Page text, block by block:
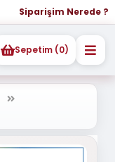
Siparişim Nerede ?
Sepetim (0)